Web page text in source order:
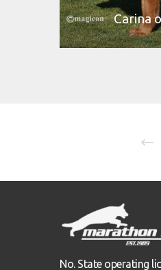
Carina
No. State operating